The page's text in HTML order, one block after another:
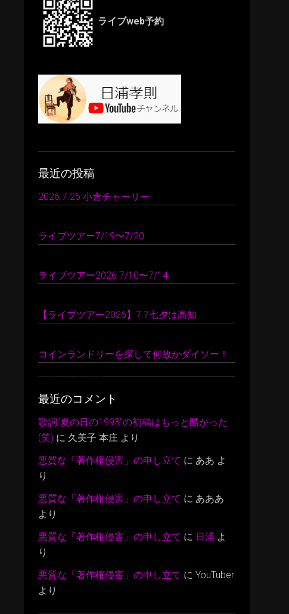
ライブweb予約
最近の投稿
2026.7.25 小倉チャーリー
ライブツアー7/19〜7/20
ライブツアー2026 7/10〜7/14
【ライブツアー2026】7.7七夕は高知
コインランドリーを探して何故かダイソー！
2026 年 7 月 9 日
最近のコメント
歌詞”夏の日の1993”の初稿はもっと酷かった
(笑) に 久美子 本庄 より
悪質な「著作権侵害」の申し立て に ああ よ
り
悪質な「著作権侵害」の申し立て に あああ
より
悪質な「著作権侵害」の申し立て に 日浦 よ
り
悪質な「著作権侵害」の申し立て にYouTuber
より